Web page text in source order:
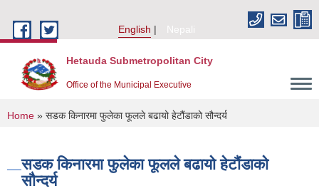
English
Nepali
Hetauda Submetropolitan City
Office of the Municipal Executive
You are here
Home » सडक किनारमा फुलेका फूलले बढायो हेटौंडाको सौन्दर्य
सडक किनारमा फुलेका फूलले बढायो हेटौंडाको
सौन्दर्य